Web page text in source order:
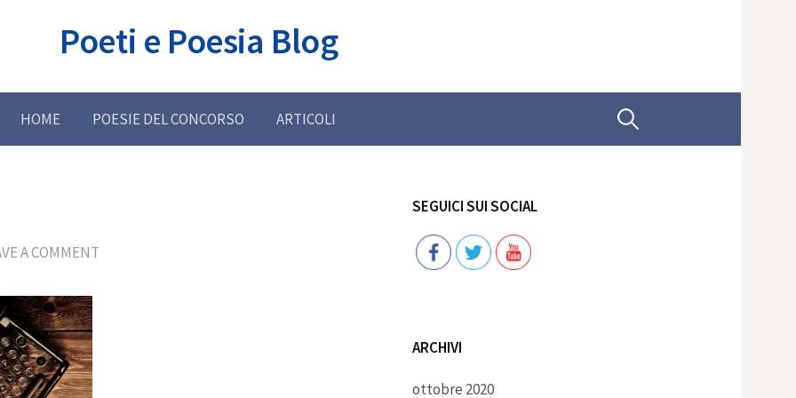
Poeti e Poesia Blog
HOME POESIE DEL CONCORSO ARTICOLI Ricerca
A COMMENT
SEGUICI SUI SOCIAL
Follow
ARCHIVI
ottobre 2020